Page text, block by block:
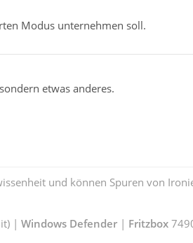
Modus unternehmen soll.
etwas anderes.
und können Spuren von
| Windows Defender| Fritzbox